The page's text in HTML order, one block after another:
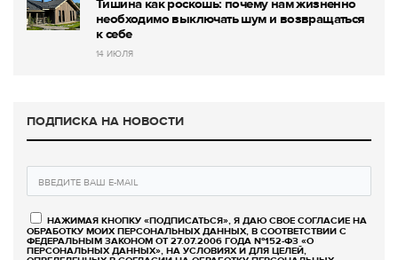
Тишина как роскошь: почему нам жизненно
необходимо выключать шум и возвращаться
к себе
14 ИЮЛЯ
ПОДПИСКА НА НОВОСТИ
НАЖИМАЯ КНОПКУ «ПОДПИСАТЬСЯ», Я ДАЮ СВОЕ СОГЛАСИЕ НА
ОБРАБОТКУ МОИХ ПЕРСОНАЛЬНЫХ ДАННЫХ, В СООТВЕТСТВИИ С
ФЕДЕРАЛЬНЫМ ЗАКОНОМ ОТ 27.07.2006 ГОДА №152-ФЗ «О
ПЕРСОНАЛЬНЫХ ДАННЫХ», НА УСЛОВИЯХ И ДЛЯ ЦЕЛЕЙ,